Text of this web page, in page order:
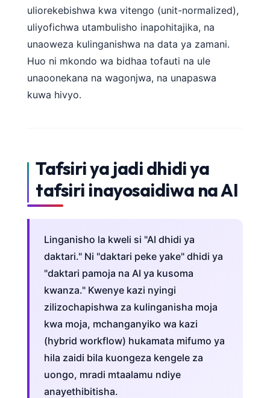
uliorekebishwa kwa vitengo (unit-normalized),
uliyofichwa utambulisho inapohitajika, na
unaoweza kulinganishwa na data ya zamani.
Huo ni mkondo wa bidhaa tofauti na ule
unaoonekana na wagonjwa, na unapaswa
kuwa hivyo.
Tafsiri ya jadi dhidi ya
tafsiri inayosaidiwa na AI
Linganisho la kweli si "AI dhidi ya
daktari." Ni "daktari peke yake" dhidi ya
"daktari pamoja na AI ya kusoma
kwanza." Kwenye kazi nyingi
zilizochapishwa za kulinganisha moja
kwa moja, mchanganyiko wa kazi
(hybrid workflow) hukamata mifumo ya
hila zaidi bila kuongeza kengele za
uongo, mradi mtaalamu ndiye
anayethibitisha.
മലയാളം
Bahasa Melayu
Tiếng Việt
Tagalog
ไทย
ភាសាខ្មែរ
አማርኛ
O‘zbekcha
Català
Қазақ тілі
Slovenčina
كوردی‎
پښتو
سنڌي
සිංහල